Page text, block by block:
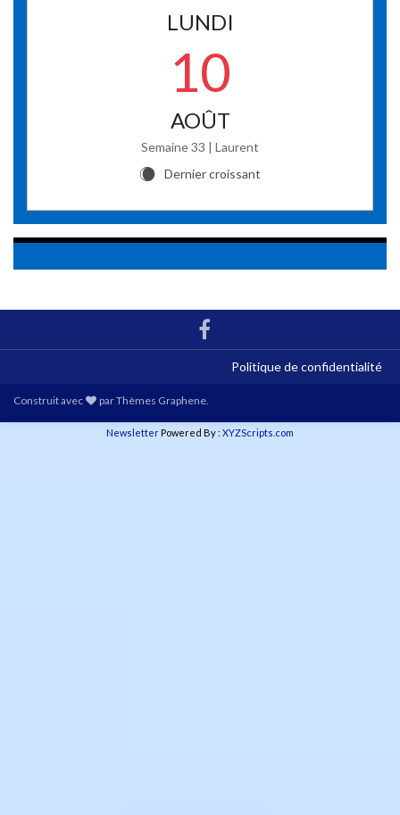
LUNDI
10
AOÛT
Semaine 33 | Laurent
X Dernier croissant
Politique de confidentialité
Construit avec parThèmes Graphene
NewsletterPowered By : XYZScripts.com